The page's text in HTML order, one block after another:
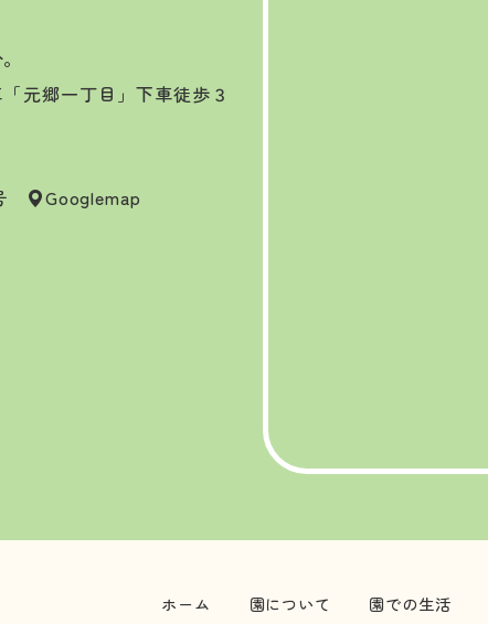
元郷一丁目」下車徒歩３
Googlemap
ホーム 園について 園での生活